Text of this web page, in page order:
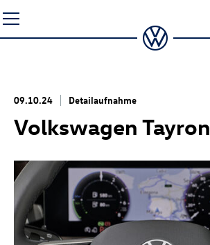
Seiteninhalt
springen
09.10.24 Detailaufnahme
Volkswagen Tayron